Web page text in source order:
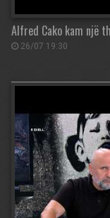
Alfred Cako kam një
26/07 19:30